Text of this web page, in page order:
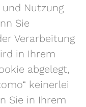
und Nutzung
Sie
Verarbeitung
in Ihrem
abgelegt,
keinerlei
Sie in Ihrem